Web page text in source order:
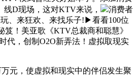
线D现场，这对KTV来说，
消费者
、来狂欢、来找乐子!▶看看100位
！美亚歌《KTV总裁商和聪慧》
代，创制O2O新弄法！虚拟取现实
，使虚拟和现实中的伴侣发生聚